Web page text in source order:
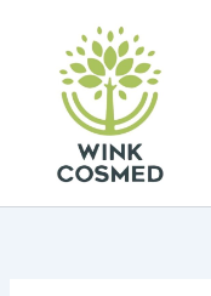
content